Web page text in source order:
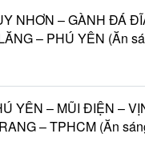
NHƠN – GÀNH ĐÁ
– PHÚ YÊN (Ăn
YÊN – MŨI ĐIỆN –
– TPHCM (Ăn